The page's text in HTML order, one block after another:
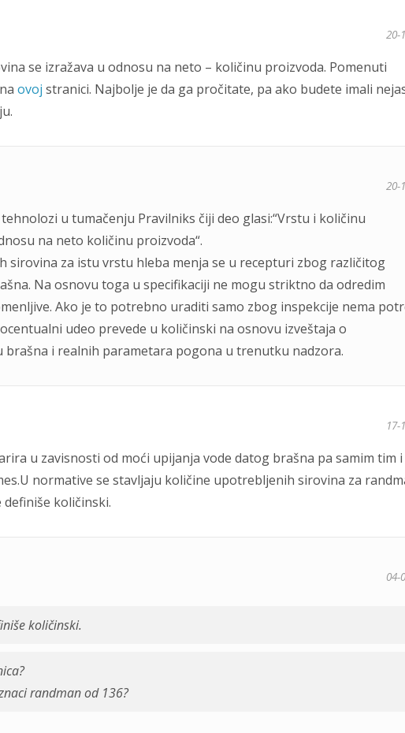
20-
se izražava u odnosu na neto – količinu proizvoda. Pomenuti
ovoj stranici. Najbolje je da ga pročitate, pa ako budete imali
20-
u tumačenju Pravilniks čiji deo glasi:“Vrstu i količinu
na neto količinu proizvoda“.
sirovina za istu vrstu hleba menja se u recepturi zbog različitog
Na osnovu toga u specifikaciji ne mogu striktno da odredim
Ako je to potrebno uraditi samo zbog inspekcije nema
udeo prevede u količinski na osnovu izveštaja o
i realnih parametara pogona u trenutku nadzora.
17-
u zavisnosti od moći upijanja vode datog brašna pa samim tim i
normative se stavljaju količine upotrebljenih sirovina za
definiše količinski.
04-
količinski.
randman od 136?